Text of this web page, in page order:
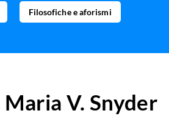
Filosofiche e aforismi
Maria V. Snyder